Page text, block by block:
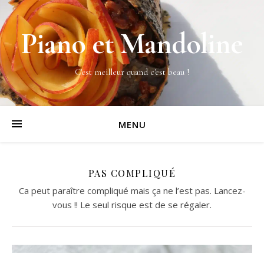
Piano et Mandoline
C'est meilleur quand c'est beau !
MENU
PAS COMPLIQUÉ
Ca peut paraître compliqué mais ça ne l’est pas. Lancez-
vous !! Le seul risque est de se régaler.